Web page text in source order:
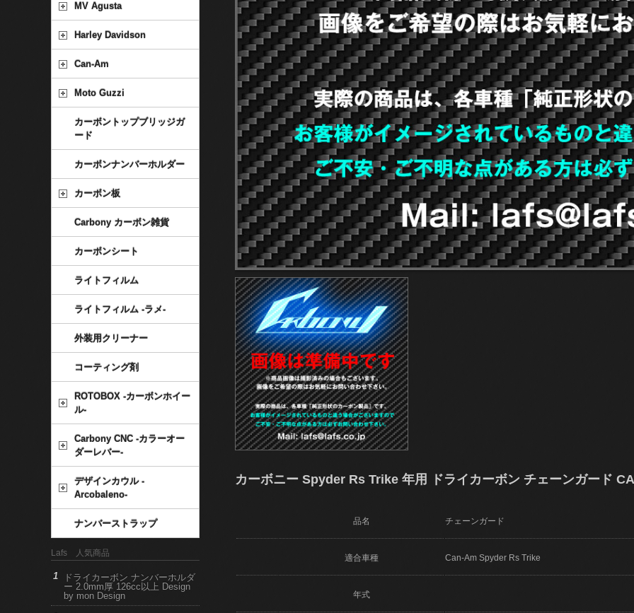
カーボニー Spyder Rs Trike 年用 ドライカーボン チェーンガード
品名 チェーンガード
適合車種 Can-Am Spyder Rs Trike
年式
MV Agusta
Harley Davidson
Can-Am
Moto Guzzi
カーボントップブリッジガ
ード
カーボンナンバーホルダー
カーボン板
Carbony カーボン雑貨
カーボンシート
ライトフィルム
ライトフィルム -ラメ-
外装用クリーナー
コーティング剤
ROTOBOX -カーボンホイー
ル-
Carbony CNC -カラーオー
ダーレバー-
デザインカウル -
Arcobaleno-
ナンバーストラップ
Lafs 人気商品
ドライカーボン ナンバーホルダ
ー 2.0mm厚 126cc以上 Design
by mon Design